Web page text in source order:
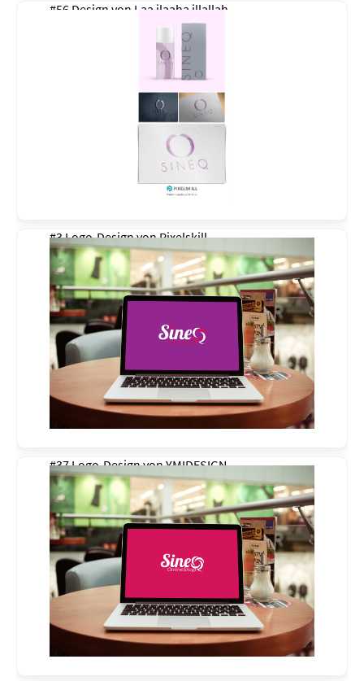
#56 Design von Laa ilaaha illallah
#3 Logo-Design vonPixelskill
#37 Logo-Design vonYMIDESIGN